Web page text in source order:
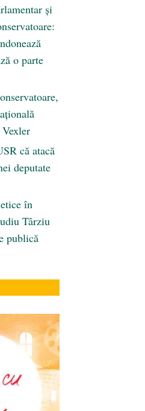
și
o parte
că atacă
deputate
în
Târziu
publică